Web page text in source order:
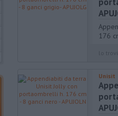
176
Unisit